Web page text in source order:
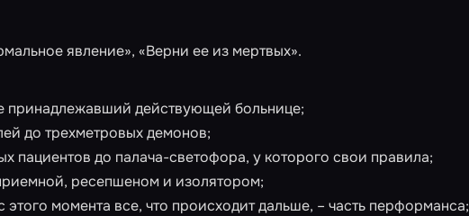
явление», «Верни ее из мертвых».
принадлежавший действующей больнице;
до трехметровых демонов;
пациентов до палача-светофора, у которого свои правила;
ресепшеном и изолятором;
этого момента все, что происходит дальше, – часть перформанса;